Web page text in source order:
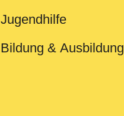
Jugendhilfe
Bildung & Ausbildung